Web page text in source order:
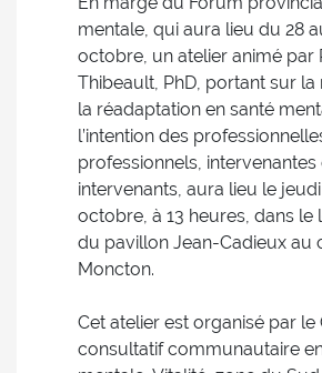
mentale, qui aura lieu du 28
octobre, un atelier animé par
Thibeault, PhD, portant sur la
la réadaptation en santé
l’intention des
professionnels, intervenantes
intervenants, aura lieu le
octobre, à 13 heures, dans le
du pavillon Jean-Cadieux au
Moncton.
Cet atelier est organisé par le
consultatif communautaire